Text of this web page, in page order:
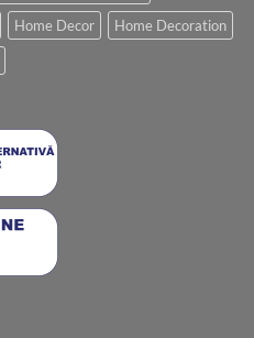
Home Decor
Home Decoration